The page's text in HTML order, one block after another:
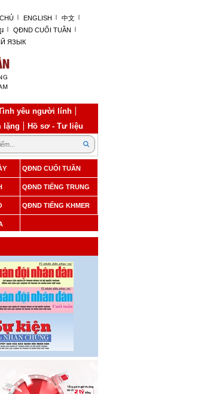
ENGLISH
中文
រ
QĐND CUỐI TUẦN
ЯЗЫК
yêu người lính
lặng Hồ sơ - Tư liệu
QĐND CUỐI TUẦN
QĐND TIẾNG TRUNG
QĐND TIẾNG KHMER